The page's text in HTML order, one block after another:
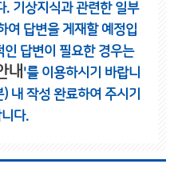
. 기상지식과 관련한 일부
여 답변을 게재할 예정입
답변이 필요한 경우는
내 '를 이용하시기 바랍니
내 작성 완료하여 주시기
다.